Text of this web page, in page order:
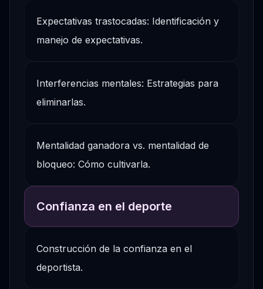
Expectativas trastocadas: Identificación y
manejo de expectativas.
Interferencias mentales: Estrategias para
eliminarlas.
Mentalidad ganadora vs. mentalidad de
bloqueo: Cómo cultivarla.
Confianza en el deporte
Construcción de la confianza en el
deportista.